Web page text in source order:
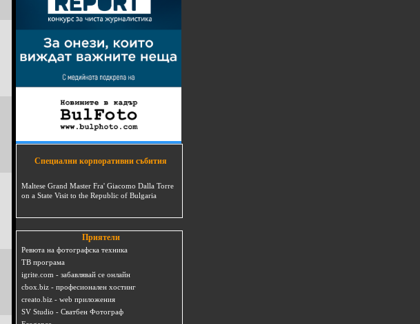
Специални корпоративни събития
Maltese Grand Master Fra' Giacomo Dalla Torre
on a State Visit to the Republic of Bulgaria
Приятели
Ревюта на фотографска техника
ТВ програма
igrite.com - забавлявай се онлайн
cbox.biz - професионален хостинг
creato.biz - web приложения
SV Studio - Сватбен Фотограф